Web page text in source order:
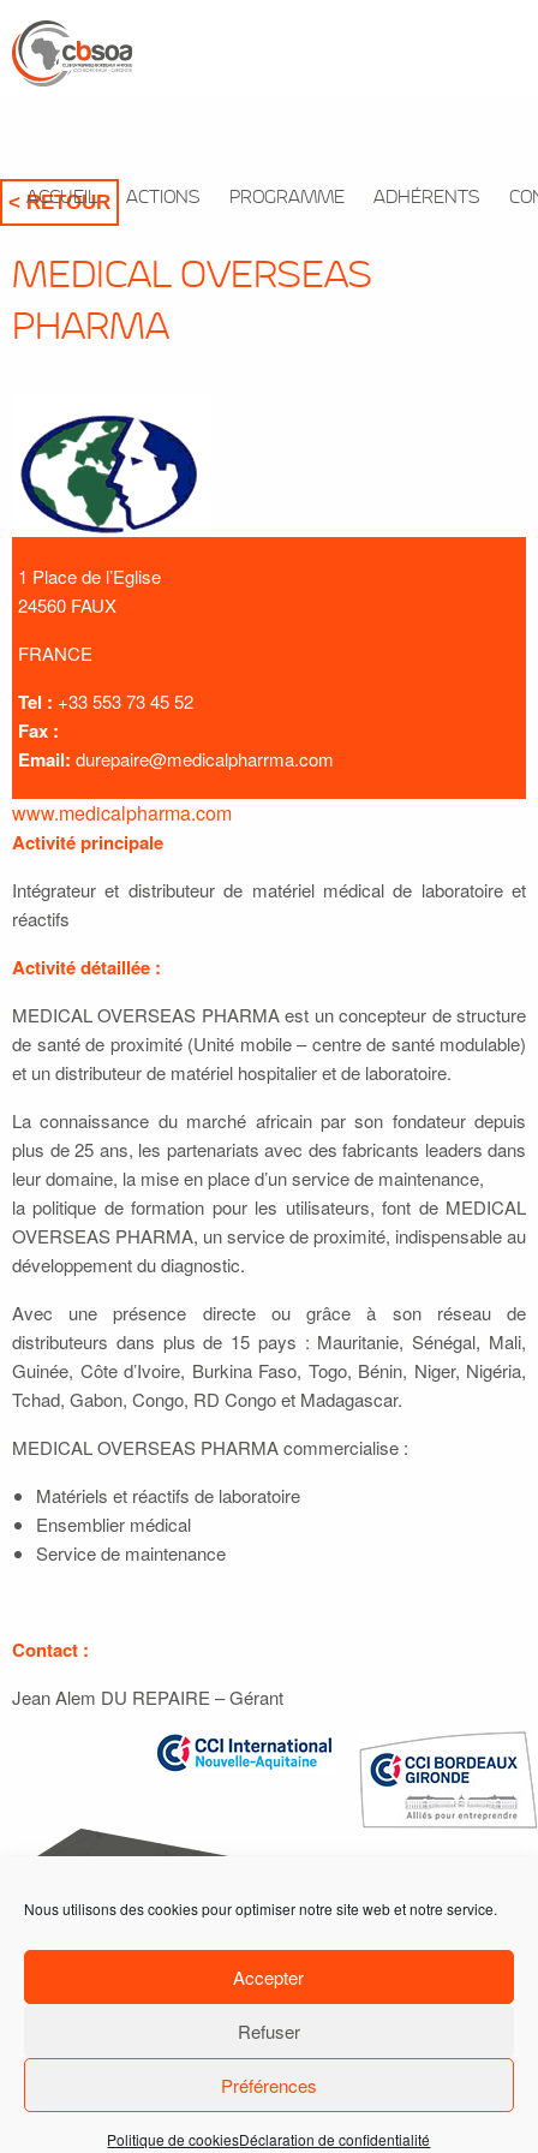
Nous utilisons des cookies pour optimiser notre site web et notre service.
Accepter
Refuser
Préférences
Politique de cookiesDéclaration de confidentialité
ACCUEIL ACTIONS PROGRAMME ADHÉRENTS
< RETOUR
MEDICAL OVERSEAS
PHARMA
1 Place de l’Eglise
24560 FAUX
FRANCE
Tel : +33 553 73 45 52
Fax :
Email: durepaire@medicalpharrma.com
www.medicalpharma.com
Activité principale
Intégrateur et distributeur de matériel médical de laboratoire et
réactifs
Activité détaillée :
MEDICAL OVERSEAS PHARMA est un concepteur de structure
de santé de proximité (Unité mobile – centre de santé modulable)
et un distributeur de matériel hospitalier et de laboratoire.
La connaissance du marché africain par son fondateur depuis
plus de 25 ans, les partenariats avec des fabricants leaders dans
leur domaine, la mise en place d’un service de maintenance,
la politique de formation pour les utilisateurs, font de MEDICAL
OVERSEAS PHARMA, un service de proximité, indispensable au
développement du diagnostic.
Avec une présence directe ou grâce à son réseau de
distributeurs dans plus de 15 pays : Mauritanie, Sénégal, Mali,
Guinée, Côte d’Ivoire, Burkina Faso, Togo, Bénin, Niger, Nigéria,
Tchad, Gabon, Congo, RD Congo et Madagascar.
MEDICAL OVERSEAS PHARMA commercialise :
Matériels et réactifs de laboratoire
Ensemblier médical
Service de maintenance
Contact :
Jean Alem DU REPAIRE – Gérant
ACCUEIL
ACTIONS
PROGRAMME
DEMANDE D'INFORMATIONS
ADHÉRER
17, PLACE DE LA BOURSE 33076 BORDEAUX CEDEX | TÉL. +33 (0)6 32 26 89 81 |